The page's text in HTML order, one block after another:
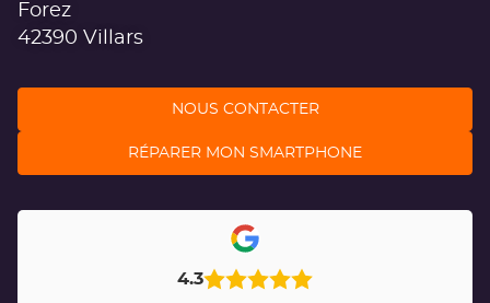
Forez
42390 Villars
NOUS CONTACTER
RÉPARER MON SMARTPHONE
4.3